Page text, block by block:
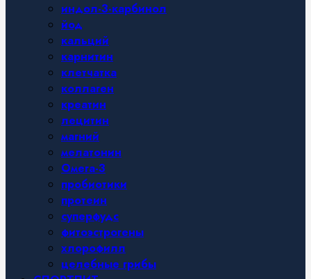
индол-3-карбинол
йод
кальций
карнитин
клетчатка
коллаген
креатин
лецитин
магний
мелатонин
Омега-3
пробиотики
протеин
суперфудс
фитоэстрогены
хлорофилл
целебные грибы